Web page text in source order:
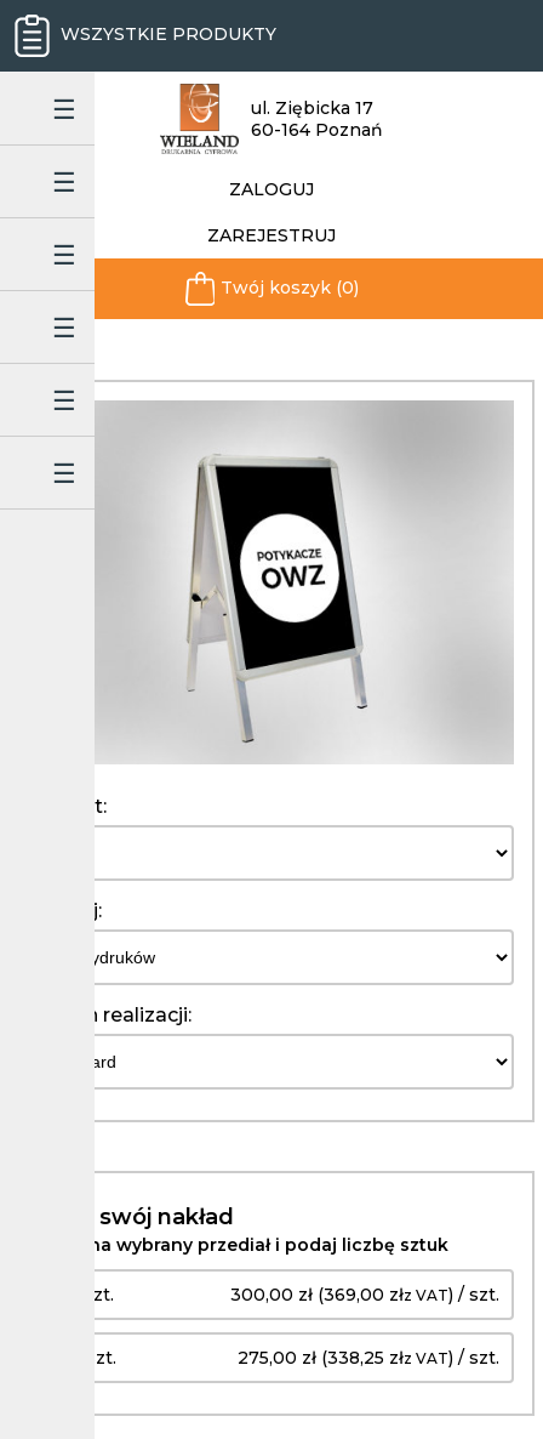
WSZYSTKIE PRODUKTY
ul. Ziębicka 17
60-164 Poznań
ZALOGUJ
ZAREJESTRUJ
Twój koszyk (0)
Format:
Rodzaj:
Termin realizacji:
Podaj swój nakład
Kliknij na wybrany przediał i podaj liczbę sztuk
1 - 2 szt. 300,00 zł (369,00 złz VAT) / szt.
3 - 5 szt. 275,00 zł (338,25 złz VAT) / szt.